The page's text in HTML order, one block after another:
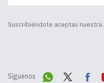
Suscribiéndote aceptas nuestra
Síguenos